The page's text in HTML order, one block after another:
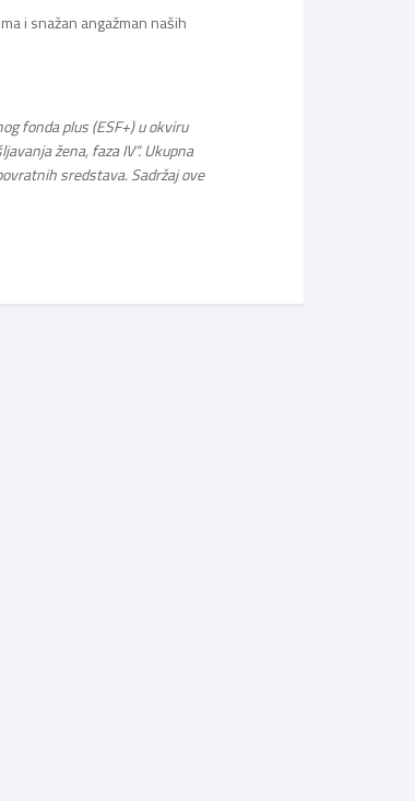
i snažan angažman naših
fonda plus (ESF+) u okviru
žena, faza IV“. Ukupna
sredstava. Sadržaj ove